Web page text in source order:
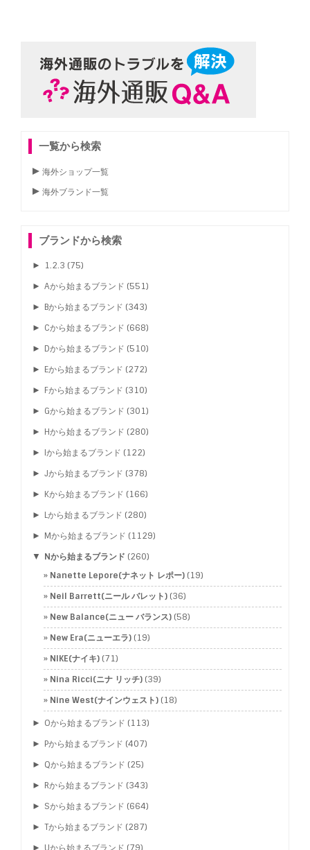
一覧から検索
海外ショップ一覧
海外ブランド一覧
ブランドから検索
► 1.2.3 (75)
► Aから始まるブランド (551)
► Bから始まるブランド (343)
► Cから始まるブランド (668)
► Dから始まるブランド (510)
► Eから始まるブランド (272)
► Fから始まるブランド (310)
► Gから始まるブランド (301)
► Hから始まるブランド (280)
► Iから始まるブランド (122)
► Jから始まるブランド (378)
► Kから始まるブランド (166)
► Lから始まるブランド (280)
► Mから始まるブランド (1129)
▼ Nから始まるブランド (260)
Nanette Lepore(ナネット レポー) (19)
Neil Barrett(ニール バレット) (36)
New Balance(ニュー バランス) (58)
New Era(ニューエラ) (19)
NIKE(ナイキ) (71)
Nina Ricci(ニナ リッチ) (39)
Nine West(ナインウェスト) (18)
► Oから始まるブランド (113)
► Pから始まるブランド (407)
► Qから始まるブランド (25)
► Rから始まるブランド (343)
► Sから始まるブランド (664)
► Tから始まるブランド (287)
►